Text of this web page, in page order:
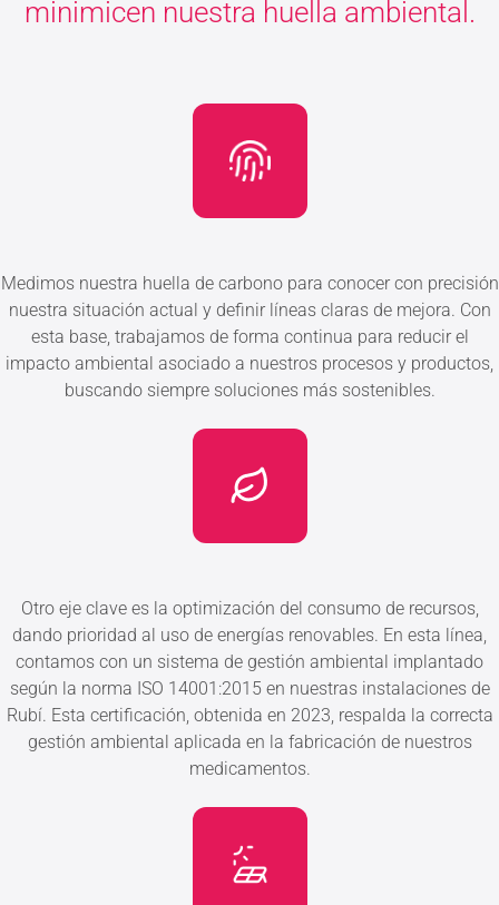
minimicen nuestra huella ambiental.
Medimos nuestra huella de carbono para conocer con precisión
nuestra situación actual y definir líneas claras de mejora. Con
esta base, trabajamos de forma continua para reducir el
impacto ambiental asociado a nuestros procesos y productos,
buscando siempre soluciones más sostenibles.
Otro eje clave es la optimización del consumo de recursos,
dando prioridad al uso de energías renovables. En esta línea,
contamos con un sistema de gestión ambiental implantado
según la norma ISO 14001:2015 en nuestras instalaciones de
Rubí. Esta certificación, obtenida en 2023, respalda la correcta
gestión ambiental aplicada en la fabricación de nuestros
medicamentos.